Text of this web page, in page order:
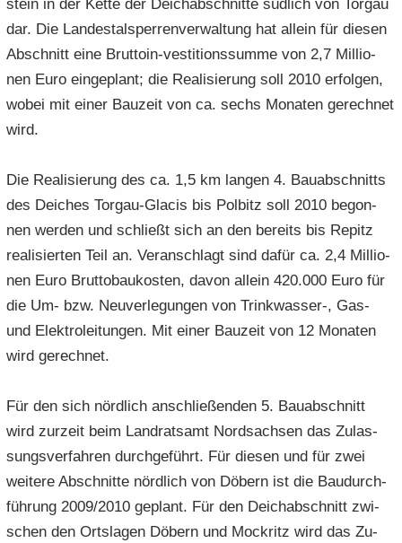
stein in der Kette der Deich­ab­schnit­te süd­lich von Tor­gau
dar. Die Lan­des­tal­sper­ren­ver­wal­tung hat al­lein für die­sen
Ab­schnitt eine Bruttoin-​vestitionssumme von 2,7 Mil­lio­
nen Euro ein­ge­plant; die Rea­li­sie­rung soll 2010 er­fol­gen,
wobei mit einer Bau­zeit von ca. sechs Mo­na­ten ge­rech­net
wird.
Die Rea­li­sie­rung des ca. 1,5 km lan­gen 4. Bau­ab­schnitts
des Dei­ches Torgau-​Glacis bis Pol­bitz soll 2010 be­gon­
nen wer­den und schließt sich an den be­reits bis Re­pi­tz
rea­li­sier­ten Teil an. Ver­an­schlagt sind dafür ca. 2,4 Mil­lio­
nen Euro Brut­to­bau­kos­ten, davon al­lein 420.000 Euro für
die Um- bzw. Neu­ver­le­gun­gen von Trinkwasser-​, Gas-
und Elek­tro­lei­tun­gen. Mit einer Bau­zeit von 12 Mo­na­ten
wird ge­rech­net.
Für den sich nörd­lich an­schlie­ßen­den 5. Bau­ab­schnitt
wird zur­zeit beim Land­rats­amt Nord­sach­sen das Zu­las­
sungs­ver­fah­ren durch­ge­führt. Für die­sen und für zwei
wei­te­re Ab­schnit­te nörd­lich von Dö­bern ist die Bau­durch­
füh­rung 2009/2010 ge­plant. Für den Deich­ab­schnitt zwi­
schen den Orts­la­gen Dö­bern und Mock­ritz wird das Zu­